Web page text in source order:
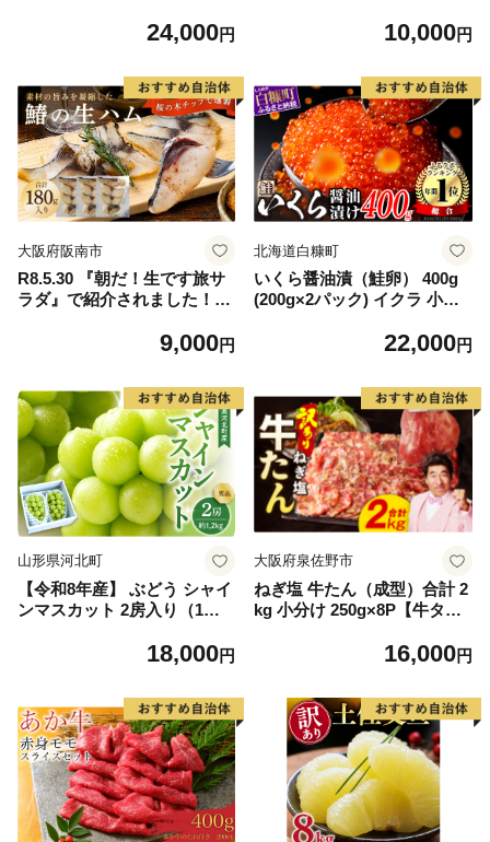
河北町産 【河北町観光物産協
24,000円
だし]【010-0001】10,000円
大阪府阪南市
R8.5.30 『朝だ！生です旅サ
ラダ』で紹介されました！朝
生ハム ×3パック（1パックあ
9,000円
北海道白糠町
いくら醤油漬（鮭卵） 400g
(200g×2パック) イクラ 小分
くら醤油漬け 鮭 鮭卵 ikura
大好評品 北海道 白糠町
22,000円
山形県河北町
【令和8年産】 ぶどう シャイ
ンマスカット 2房入り（1房6
産【山形eLab】 ka074-023-r
18,000円
大阪府泉佐野市
ねぎ塩 牛たん（成型）合計 2
kg 小分け 250g×8P【牛タン
16,000円